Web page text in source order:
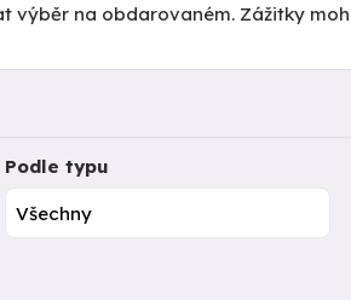
výběr na obdarovaném. Zážitky
Podle typu